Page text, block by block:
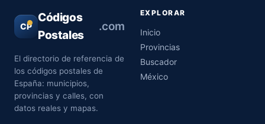
CP
Códigos
Postales
.com
El directorio de referencia de
los códigos postales de
España: municipios,
provincias y calles, con
datos reales y mapas.
EXPLORAR
Inicio
Provincias
Buscador
México